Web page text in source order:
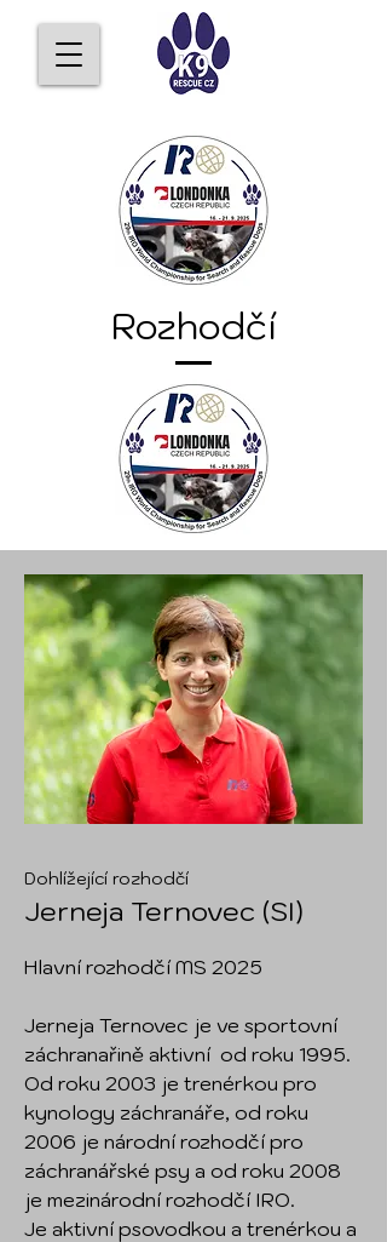
Rozhodčí
Dohlížející rozhodčí
Jerneja Ternovec (SI)
Hlavní rozhodčí MS 2025
​Jerneja Ternovec je ve sportovní
záchranařině aktivní od roku 1995.
Od roku 2003 je trenérkou pro
kynology záchranáře, od roku
2006 je národní rozhodčí pro
záchranářské psy a od roku 2008
je mezinárodní rozhodčí IRO.
Je aktivní psovodkou a trenérkou a